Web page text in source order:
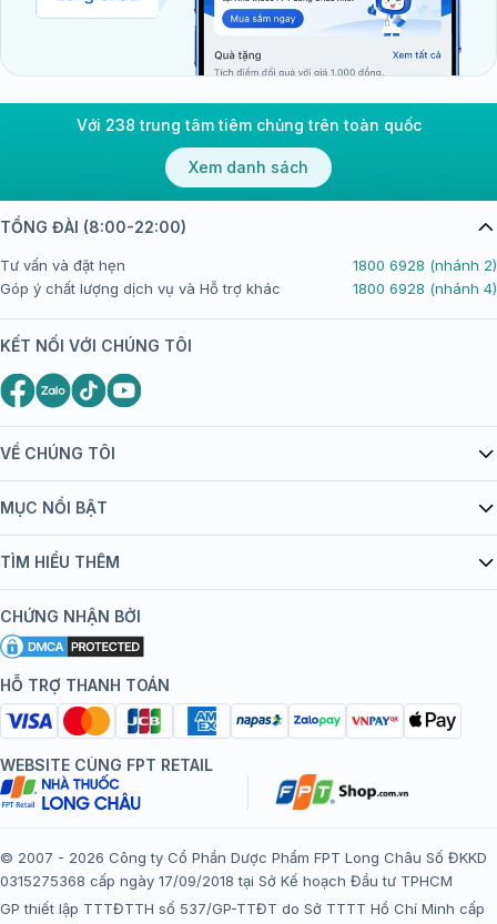
Với 238 trung tâm tiêm chủng trên toàn quốc
Xem danh sách
VỀ CHÚNG TÔI
Giới thiệu Tiêm Chủng FPT Long Châu
bán hàng
Chính sách nội dung
Chính sách bảo mật
Chính sách bảo mật dữ liệu cá nhân
Chính sách thanh toán
Chính sách đổi trả gói, mũi tiêm tại trung tâm tiêm chủng
FPT Long Châu
Thể lệ chương trình “Tích điểm nhận đặc quyền”
MỤC NỔI BẬT
Danh mục vắc xin
Đội ngũ bác sĩ, chuyên gia
Hệ thống trung tâm tiêm chủng
TÌM HIỂU THÊM
Khuyến mãi
Tôi nên tiêm gì?
Tiêm chủng đi nước ngoài
CHỨNG NHẬN BỞI
HỖ TRỢ THANH TOÁN
TỔNG ĐÀI (8:00-22:00)
Tư vấn và đặt hẹn
1800 6928 (nhánh 2)
Góp ý chất lượng dịch vụ và Hỗ trợ khác
1800 6928 (nhánh 4)
KẾT NỐI VỚI CHÚNG TÔI
WEBSITE CÙNG FPT RETAIL
© 2007 - 2026 Công ty Cổ Phần Dược Phẩm FPT Long Châu Số ĐKKD
0315275368 cấp ngày 17/09/2018 tại Sở Kế hoạch Đầu tư TPHCM
GP thiết lập TTTĐTTH số 537/GP-TTĐT do Sở TTTT Hồ Chí Minh cấp